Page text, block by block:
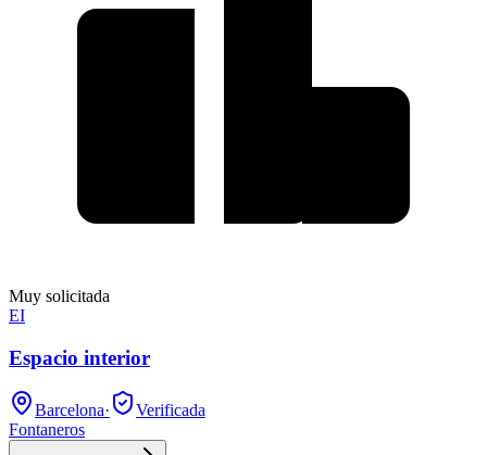
Muy solicitada
EI
Espacio interior
Barcelona·
Verificada
Fontaneros